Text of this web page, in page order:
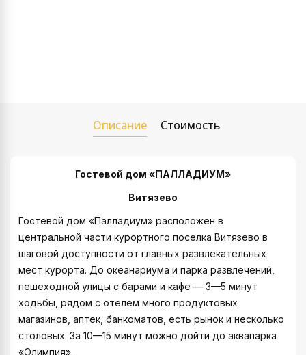
Описание Стоимость
Гостевой дом «ПАЛЛАДИУМ»
Витязево
Гостевой дом «Палладиум» расположен в
центральной части курортного поселка Витязево в
шаговой доступности от главных развлекательных
мест курорта. До океанариума и парка развлечений,
пешеходной улицы с барами и кафе — 3—5 минут
ходьбы, рядом с отелем много продуктовых
магазинов, аптек, банкоматов, есть рынок и несколько
столовых. За 10—15 минут можно дойти до аквапарка
«Олимпия».